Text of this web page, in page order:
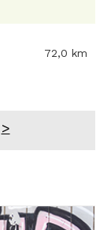
72,0 km
>